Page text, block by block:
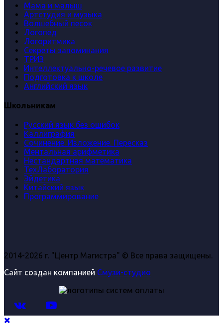
Мама и малыш
Артстудия и музыка
Волшебный песок
Логопед
Логоритмика
Секреты запоминания
ТРИЗ
Интеллектуально-речевое развитие
Подготовка к школе
Английский язык
Школьникам
Русский язык без ошибок
Каллиграфия
Сочинение. Изложение. Пересказ
Ментальная арифметика
Нестандартная математика
ТехЛаборатория
Эйдетика
Китайский язык
Программирование
2014-2026 г. "Центр Магистра" © Все права защищены.
Сайт создан компанией Смузи-студио